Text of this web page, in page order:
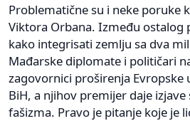
Problematične su i neke poruke
Viktora Orbana. Između ostalog
kako integrisati zemlju sa dva
Mađarske diplomate i političari
zagovornici proširenja Evropske
BiH, a njihov premijer daje
fašizma. Pravo je pitanje koje je